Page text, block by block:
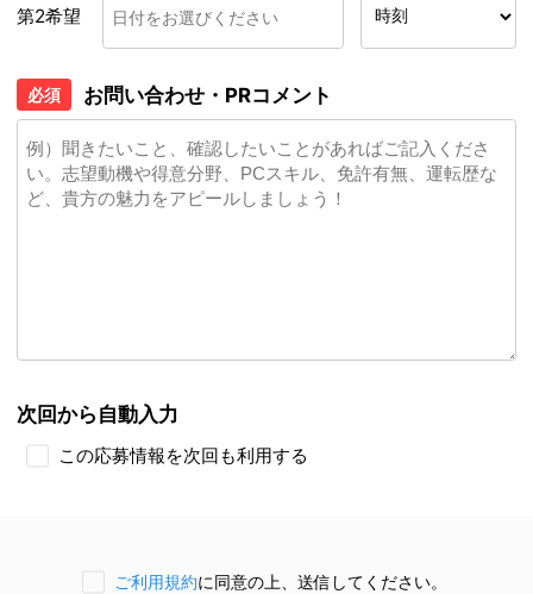
第2希望
必須 お問い合わせ・PRコメント
次回から自動入力
この応募情報を次回も利用する
ご利用規約に同意の上、送信してください。